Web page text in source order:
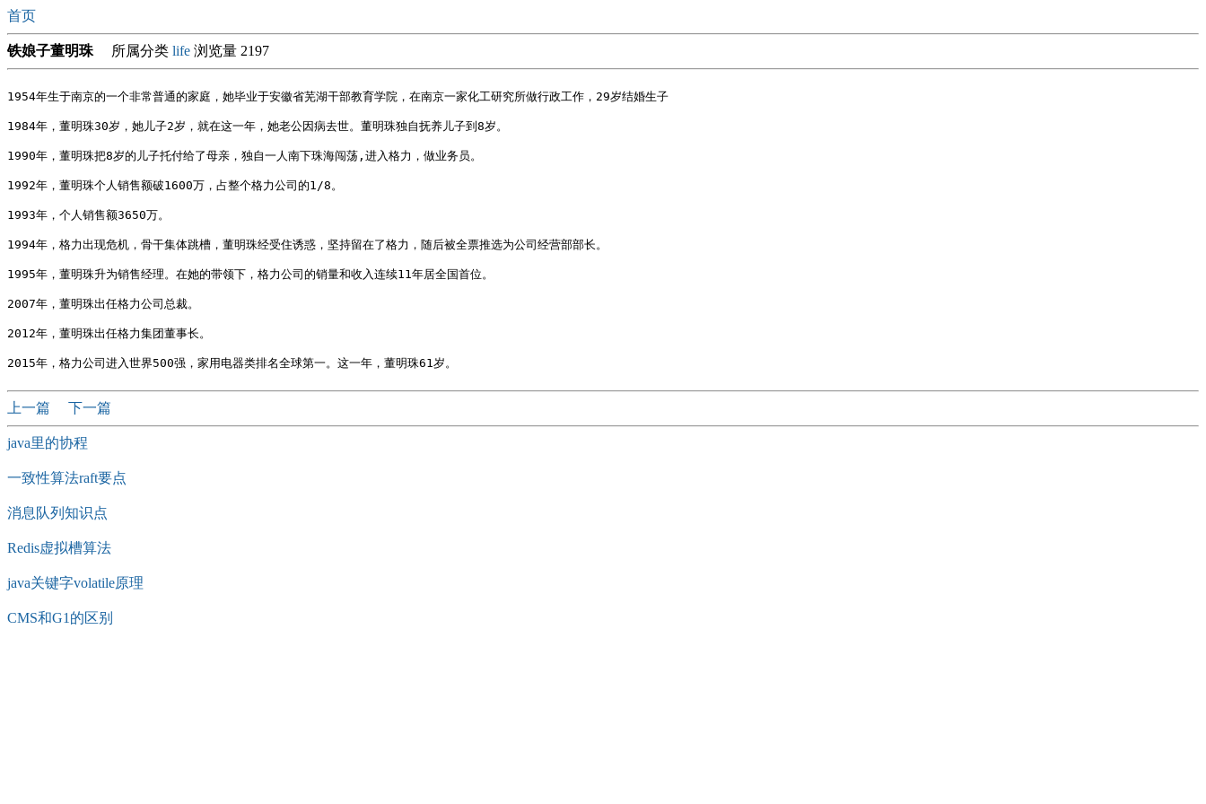
首页
铁娘子董明珠 所属分类 life 浏览量 2197
1954年生于南京的一个非常普通的家庭，她毕业于安徽省芜湖干部教育学院，在南京一家化工研究所做行政工作，29岁结婚生子
1984年，董明珠30岁，她儿子2岁，就在这一年，她老公因病去世。董明珠独自抚养儿子到8岁。
1990年，董明珠把8岁的儿子托付给了母亲，独自一人南下珠海闯荡,进入格力，做业务员。
1992年，董明珠个人销售额破1600万，占整个格力公司的1/8。
1993年，个人销售额3650万。
1994年，格力出现危机，骨干集体跳槽，董明珠经受住诱惑，坚持留在了格力，随后被全票推选为公司经营部部长。
1995年，董明珠升为销售经理。在她的带领下，格力公司的销量和收入连续11年居全国首位。
2007年，董明珠出任格力公司总裁。
2012年，董明珠出任格力集团董事长。
上一篇 下一篇
java里的协程
一致性算法raft要点
消息队列知识点
Redis虚拟槽算法
java关键字volatile原理
CMS和G1的区别